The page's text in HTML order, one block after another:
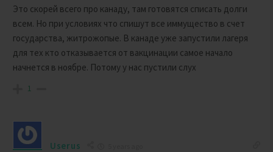
Это скорей всего про канаду, там готовятся списать долги
всем. Но при условиях что спишут все иммущество в счет
государства, житрожопые. В канаде уже запустили лагеря
для тех кто отказывается от вакцинации самое начало
начнется в ноябре. Потому у нас пустили слух
1
Userus